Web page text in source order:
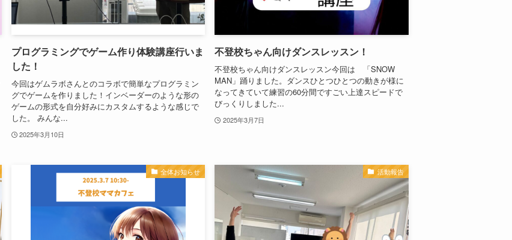
プログラミングでゲーム作り体験講座行いま
した！
今回はゲムラボさんとのコラボで簡単なプログラミン
グでゲームを作りました！インベーダーのような形の
ゲームの形式を自分好みにカスタムするような感じで
した。 みんな...
2025年3月10日
不登校ちゃん向けダンスレッスン！
不登校ちゃん向けダンスレッスン今回は 「SNOW
MAN」踊りました。ダンスひとつひとつの動きが様に
なってきていて練習の60分間ですごい上達スピードで
びっくりしました...
2025年3月7日
全体お知らせ 活動報告